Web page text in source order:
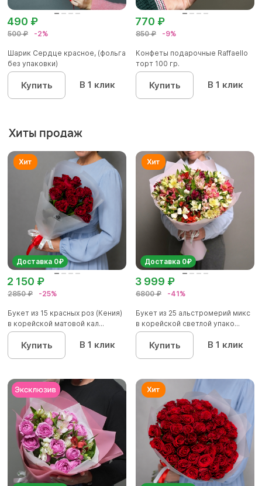
500 ₽ -2%
490 ₽
Шарик Сердце красное, (фольга
без упаковки)
Купить В 1 клик
850 ₽ -9%
770 ₽
Конфеты подарочные Raffaello
торт 100 гр.
Купить В 1 клик
Хиты продаж
Доставка 0₽
2850 ₽ -25%
2 150 ₽
Букет из 15 красных роз (Кения)
в корейской матовой кал...
Купить В 1 клик
Доставка 0₽
6800 ₽ -41%
3 999 ₽
Букет из 25 альстромерий микс
в корейской светлой упако...
Купить В 1 клик